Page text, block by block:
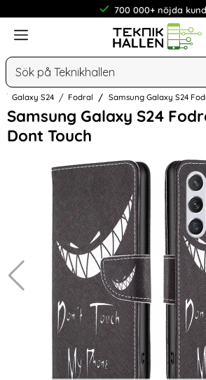
700 000+ nöjda
Meny
Sök
Galaxy S24 Fodral Samsung Galaxy S24
Samsung Galaxy S24
Dont Touch
Hoppa
över
Bilder